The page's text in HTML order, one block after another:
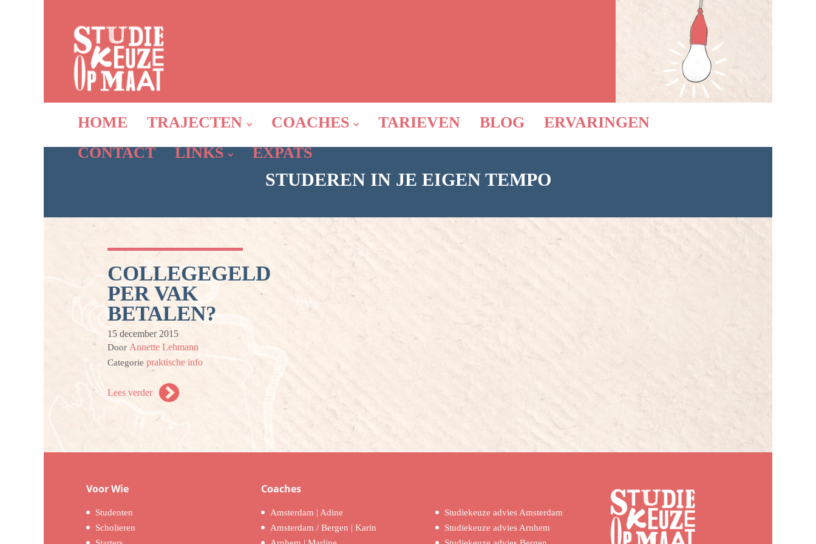
HOME TRAJECTEN COACHES TARIEVEN BLOG
ERVARINGEN
CONTACT
LINKS EXPATS
STUDEREN IN JE EIGEN TEMPO
COLLEGEGELD
PER VAK
BETALEN?
15 december 2015
Door Annette Lehmann
Categorie praktische info
Lees verder
Voor Wie
Studenten
Scholieren
Coaches
Amsterdam | Adine
Amsterdam / Bergen | Karin
Studiekeuze advies Amsterdam
Studiekeuze advies Arnhem